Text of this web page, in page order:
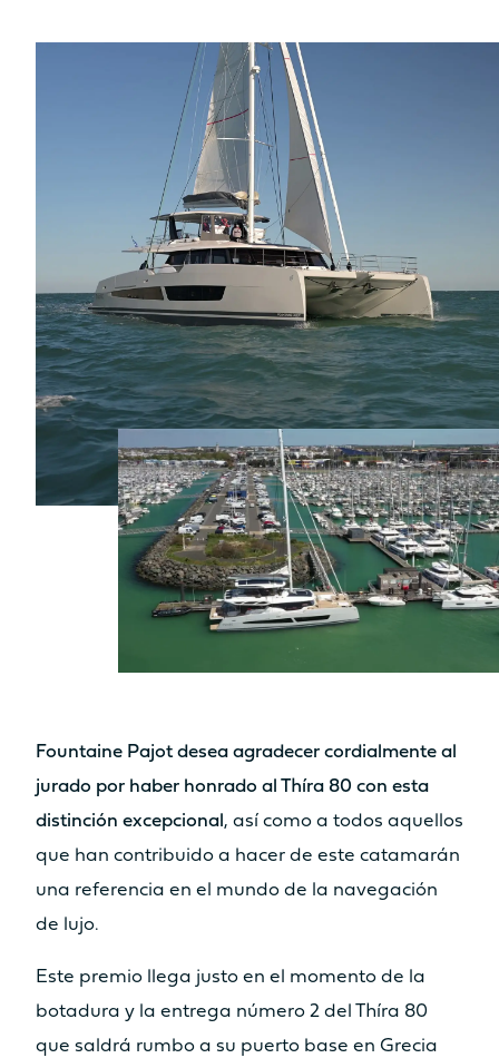
Fountaine Pajot desea agradecer cordialmente al
jurado por haber honrado al Thíra 80 con esta
distinción excepcional , así como a todos aquellos
que han contribuido a hacer de este catamarán
una referencia en el mundo de la navegación
de lujo.
Este premio llega justo en el momento de la
botadura y la entrega número 2 del Thíra 80
que saldrá rumbo a su puerto base en Grecia